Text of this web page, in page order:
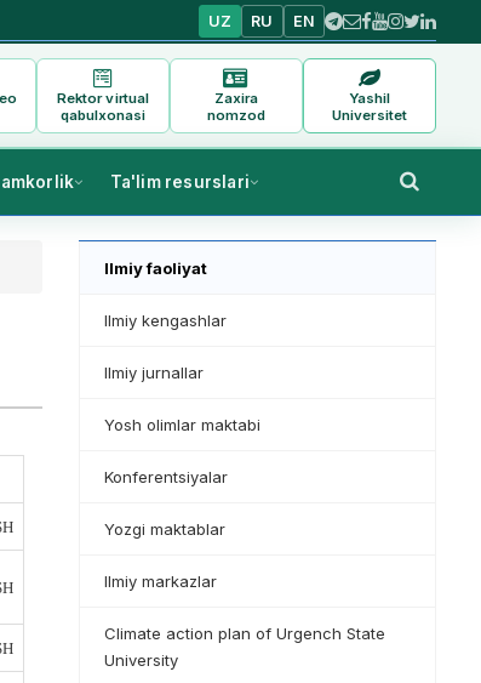
UZ RU EN
Rektor virtual
qabulxonasi
Zaxira
nomzod
Yashil
Universitet
Ta'lim resurslari
Ilmiy faoliyat
Ilmiy kengashlar
Ilmiy jurnallar
Yosh olimlar maktabi
Konferentsiyalar
Yozgi maktablar
Ilmiy markazlar
Climate action plan of Urgench State
University